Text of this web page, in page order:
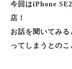
今回はiPhone
店！
お話を聞いてみ
ってしまうとのこ